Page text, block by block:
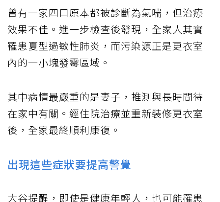
曾有一家四口原本都被診斷為氣喘，但治療
效果不佳。進一步檢查後發現，全家人其實
罹患夏型過敏性肺炎，而污染源正是更衣室
內的一小塊發霉區域。
其中病情最嚴重的是妻子，推測與長時間待
在家中有關。經住院治療並重新裝修更衣室
後，全家最終順利康復。
出現這些症狀要提高警覺
大谷提醒，即使是健康年輕人，也可能罹患